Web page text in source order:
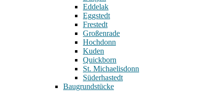
Eddelak
Eggstedt
Frestedt
Großenrade
Hochdonn
Kuden
Quickborn
St. Michaelisdonn
Süderhastedt
Baugrundstücke